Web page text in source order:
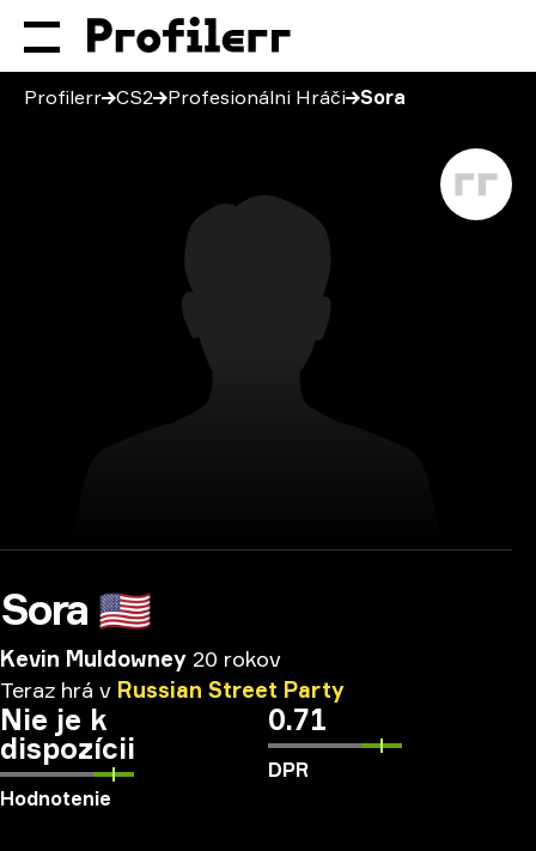
Profilerr CS2 Profesionálni Hráči Sora
Sora 🇺🇸
Kevin Muldowney 20 rokov
Teraz hrá v Russian Street Party
Nie je k
dispozícii
Hodnotenie
0.71
DPR